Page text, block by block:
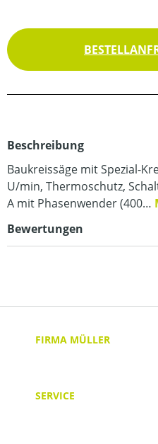
Beschreibung
Baukreissäge mit Spezial-
U/min, Thermoschutz,
A mit Phasenwender (400…
Bewertungen
FIRMA MÜLLER
SERVICE